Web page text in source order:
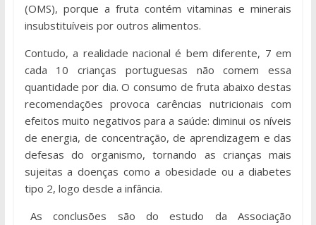
(OMS), porque a fruta contém vitaminas e minerais
insubstituíveis por outros alimentos.
Contudo, a realidade nacional é bem diferente, 7 em
cada 10 crianças portuguesas não comem essa
quantidade por dia. O consumo de fruta abaixo destas
recomendações provoca carências nutricionais com
efeitos muito negativos para a saúde: diminui os níveis
de energia, de concentração, de aprendizagem e das
defesas do organismo, tornando as crianças mais
sujeitas a doenças como a obesidade ou a diabetes
tipo 2, logo desde a infância.
As conclusões são do estudo da Associação